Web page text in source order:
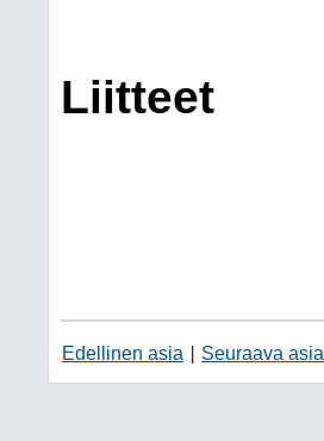
Liitteet
Edellinen asia Seuraava asia